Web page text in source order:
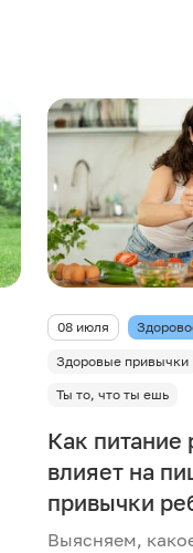
08 июля
Здоровые привычки
Ты то, что ты ешь
Как питание
влияет на
привычки
Выясняем,